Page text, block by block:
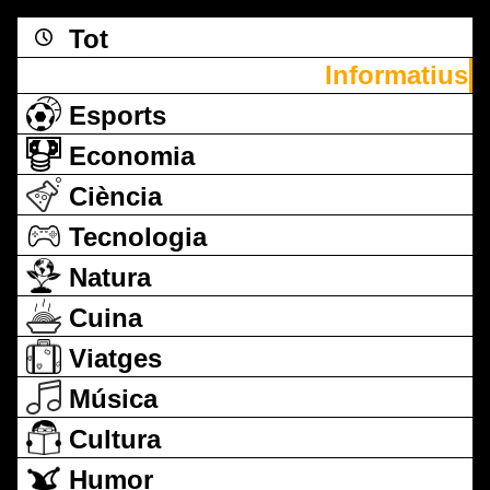
Tot
Informatius
Esports
Economia
Ciència
Tecnologia
Natura
Cuina
Viatges
Música
Cultura
Humor